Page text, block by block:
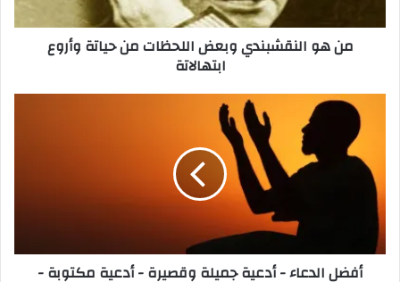
من هو النقشبندي وبعض اللحظات من حياتة وأروع
ابتهالاتة
أفضل الدعاء - أدعية جميلة وقصيرة - أدعية مكتوبة -